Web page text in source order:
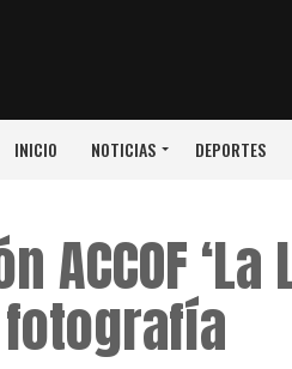
INICIO NOTICIAS DEPORTES
ACCOF